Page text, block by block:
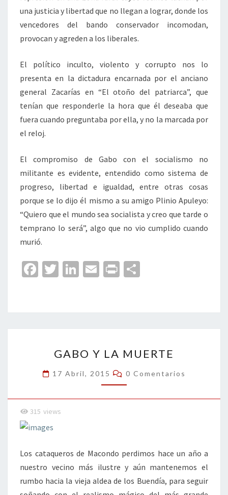
una justicia y libertad que no llegan a lograr, donde los
vencedores del bando conservador incomodan,
provocan y agreden a los liberales.
El político inculto, violento y corrupto nos lo
presenta en la dictadura encarnada por el anciano
general Zacarías en “El otoño del patriarca”, que
tenían que responderle la hora que él deseaba que
fuera cuando preguntaba por ella, y no la marcada por
el reloj.
El compromiso de Gabo con el socialismo no
militante es evidente, entendido como sistema de
progreso, libertad e igualdad, entre otras cosas
porque se lo dijo él mismo a su amigo Plinio Apuleyo:
“Quiero que el mundo sea socialista y creo que tarde o
temprano lo será”, algo que no vio cumplido cuando
murió.
Fa
o
o
T
er
Li
dI
n
E
l
Pr
p
ar
tir
Y
LA
MUERTE
GABO Y LA MUERTE
17 Abril, 2015 Comentarios
0 Comentarios
315 views
Los cataqueros de Macondo perdimos hace un año a
nuestro vecino más ilustre y aún mantenemos el
rumbo hacia la vieja aldea de los Buendía, para seguir